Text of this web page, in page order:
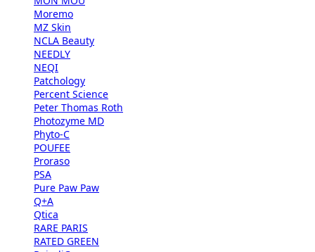
Moremo
MZ Skin
NCLA Beauty
NEEDLY
NEQI
Patchology
Percent Science
Peter Thomas Roth
Photozyme MD
Phyto-C
POUFEE
Proraso
PSA
Pure Paw Paw
Q+A
Qtica
RARE PARIS
RATED GREEN